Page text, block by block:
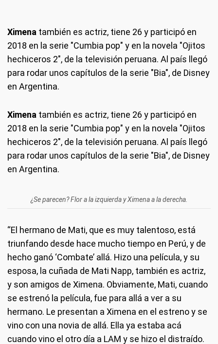
Ximena también es actriz, tiene 26 y participó en
2018 en la serie "Cumbia pop" y en la novela "Ojitos
hechiceros 2", de la televisión peruana. Al país llegó
para rodar unos capítulos de la serie "Bia", de Disney
en Argentina.
Ximena también es actriz, tiene 26 y participó en
2018 en la serie "Cumbia pop" y en la novela "Ojitos
hechiceros 2", de la televisión peruana. Al país llegó
para rodar unos capítulos de la serie "Bia", de Disney
en Argentina.
¿Se parecen? Flor a la izquierda y Ximena a la derecha.
“El hermano de Mati, que es muy talentoso, está
triunfando desde hace mucho tiempo en Perú, y de
hecho ganó ‘Combate’ allá. Hizo una película, y su
esposa, la cuñada de Mati Napp, también es actriz,
y son amigos de Ximena. Obviamente, Mati, cuando
se estrenó la película, fue para allá a ver a su
hermano. Le presentan a Ximena en el estreno y se
vino con una novia de allá. Ella ya estaba acá
cuando vino el otro día a LAM y se hizo el distraído.